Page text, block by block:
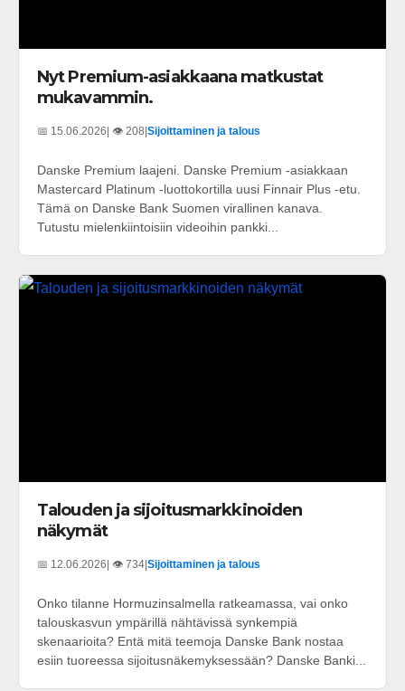
Nyt Premium-asiakkaana matkustat
mukavammin.
📅 15.06.2026 | 👁️ 208 Sijoittaminen ja talous
Danske Premium laajeni. Danske Premium -asiakkaan
Mastercard Platinum -luottokortilla uusi Finnair Plus -etu.
Tämä on Danske Bank Suomen virallinen kanava.
Tutustu mielenkiintoisiin videoihin pankki...
Talouden ja sijoitusmarkkinoiden
näkymät
📅 12.06.2026| 👁️ 734|Sijoittaminen ja talous
Onko tilanne Hormuzinsalmella ratkeamassa, vai onko
talouskasvun ympärillä nähtävissä synkempiä
skenaarioita? Entä mitä teemoja Danske Bank nostaa
esiin tuoreessa sijoitusnäkemyksessään? Danske Banki...